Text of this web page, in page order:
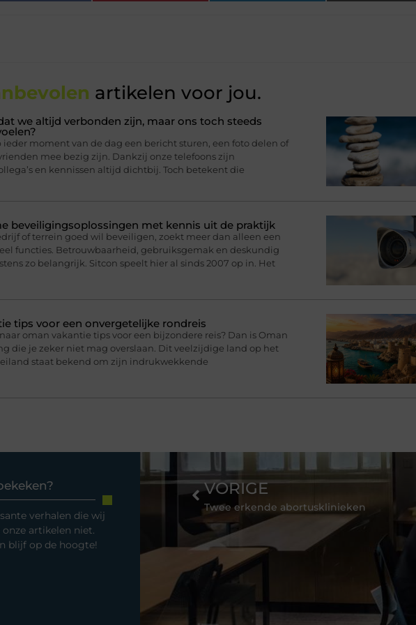
artikelen voor jou.
we altijd verbonden zijn, maar ons toch steeds
ieder moment van de dag een bericht sturen, een foto delen of
mee bezig zijn. Dankzij onze telefoons zijn
en kennissen altijd dichtbij. Toch betekent die
beveiligingsoplossingen met kennis uit de praktijk
of terrein goed wil beveiligen, zoekt meer dan alleen een
functies. Betrouwbaarheid, gebruiksgemak en deskundig
zo belangrijk. Sitcon speelt hier al sinds 2007 op in. Het
tips voor een onvergetelijke rondreis
oman vakantie tips voor een bijzondere reis? Dan is Oman
die je zeker niet mag overslaan. Dit veelzijdige land op het
staat bekend om zijn indrukwekkende
verhalen die wij
artikelen niet.
blijf op de hoogte!
VORIGE
Twee erkende abortusklinieken